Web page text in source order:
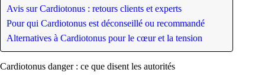
Avis sur Cardiotonus : retours clients et experts
Pour qui Cardiotonus est déconseillé ou recommandé
Alternatives à Cardiotonus pour le cœur et la tension
Cardiotonus danger : ce que disent les autorités